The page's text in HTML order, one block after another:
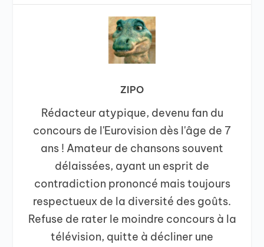
ZIPO
Rédacteur atypique, devenu fan du
concours de l'Eurovision dès l'âge de 7
ans ! Amateur de chansons souvent
délaissées, ayant un esprit de
contradiction prononcé mais toujours
respectueux de la diversité des goûts.
Refuse de rater le moindre concours à la
télévision, quitte à décliner une